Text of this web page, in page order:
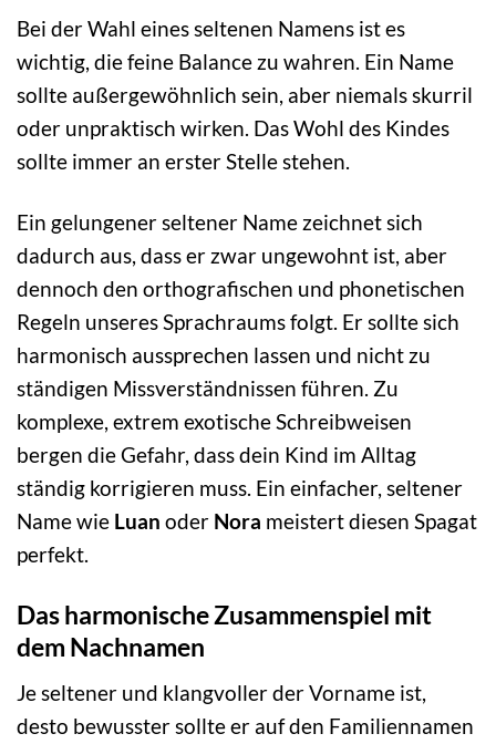
Bei der Wahl eines seltenen Namens ist es
wichtig, die feine Balance zu wahren. Ein Name
sollte außergewöhnlich sein, aber niemals skurril
oder unpraktisch wirken. Das Wohl des Kindes
sollte immer an erster Stelle stehen.
Ein gelungener seltener Name zeichnet sich
dadurch aus, dass er zwar ungewohnt ist, aber
dennoch den orthografischen und phonetischen
Regeln unseres Sprachraums folgt. Er sollte sich
harmonisch aussprechen lassen und nicht zu
ständigen Missverständnissen führen. Zu
komplexe, extrem exotische Schreibweisen
bergen die Gefahr, dass dein Kind im Alltag
ständig korrigieren muss. Ein einfacher, seltener
Name wie Luan oder Nora meistert diesen Spagat
perfekt.
Das harmonische Zusammenspiel mit
dem Nachnamen
Je seltener und klangvoller der Vorname ist,
desto bewusster sollte er auf den Familiennamen